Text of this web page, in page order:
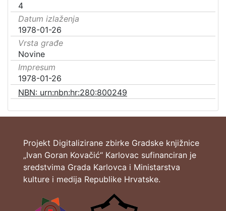
4
Datum izlaženja
1978-01-26
Vrsta građe
Novine
Impresum
1978-01-26
NBN: urn:nbn:hr:280:800249
Projekt Digitalizirane zbirke Gradske knjižnice
„Ivan Goran Kovačić“ Karlovac sufinanciran je
sredstvima Grada Karlovca i Ministarstva
kulture i medija Republike Hrvatske.